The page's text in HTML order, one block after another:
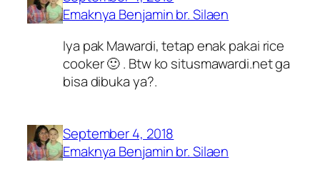
Emaknya Benjamin br. Silaen
Iya pak Mawardi, tetap enak pakai rice
cooker 🙂 . Btw ko situsmawardi.net ga
bisa dibuka ya?.
September 4, 2018
Emaknya Benjamin br. Silaen